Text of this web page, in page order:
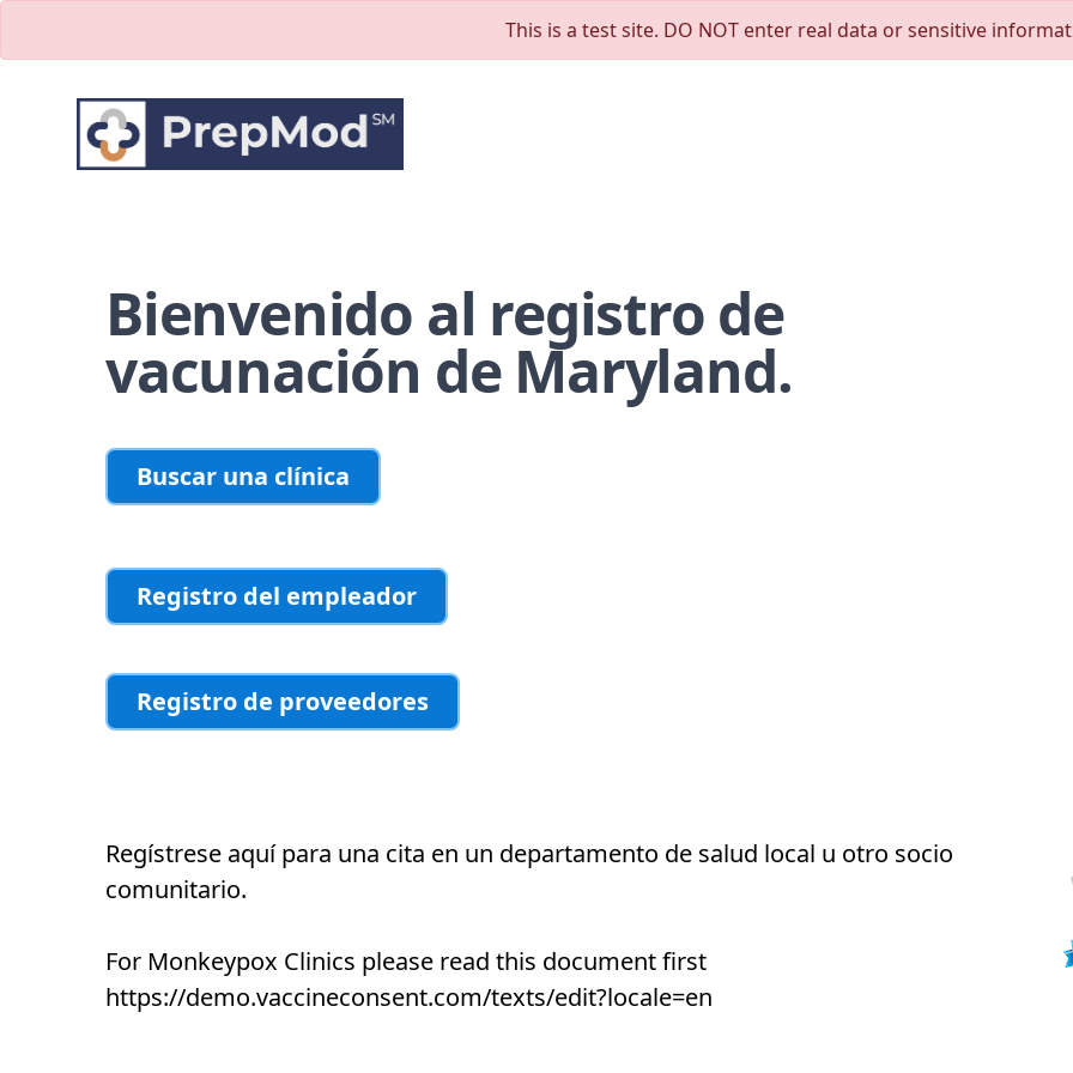
This is a test site. DO NOT enter real data or sensitive
Bienvenido al registro de
vacunación de Maryland.
Buscar una clínica
Registro del empleador
Registro de proveedores
Regístrese aquí para una cita en un departamento de salud local u otro socio
comunitario.
For Monkeypox Clinics please read this document first
https://demo.vaccineconsent.com/texts/edit?locale=en